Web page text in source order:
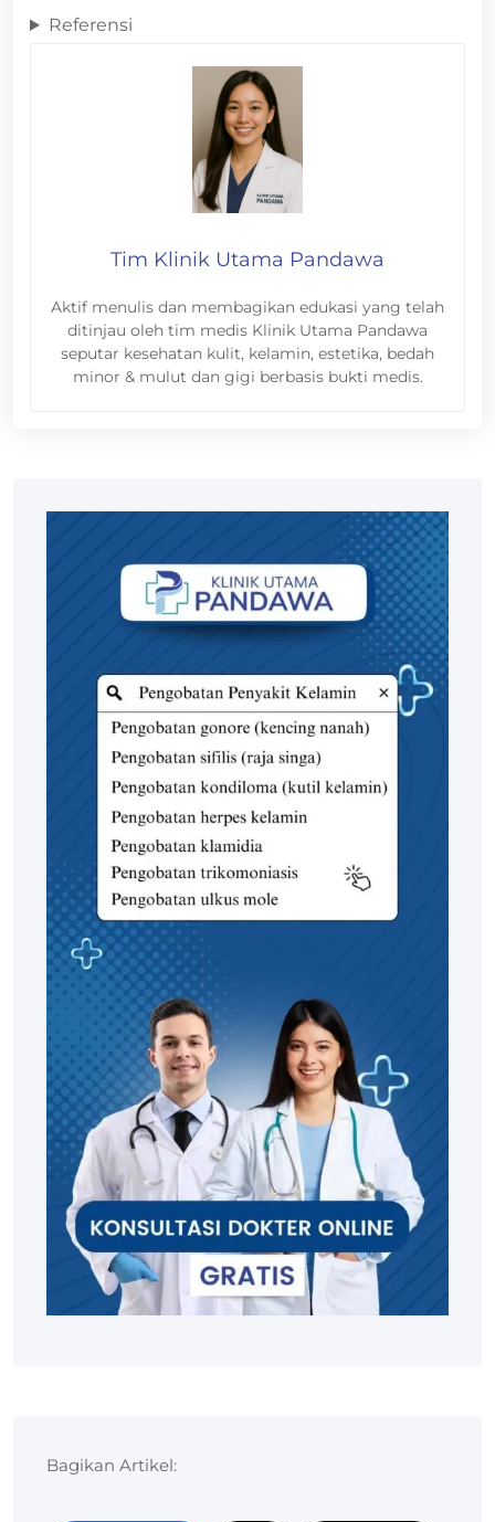
Referensi
Tim Klinik Utama Pandawa
Aktif menulis dan membagikan edukasi yang telah
ditinjau oleh tim medis Klinik Utama Pandawa
seputar kesehatan kulit, kelamin, estetika, bedah
minor & mulut dan gigi berbasis bukti medis.
Bagikan Artikel: